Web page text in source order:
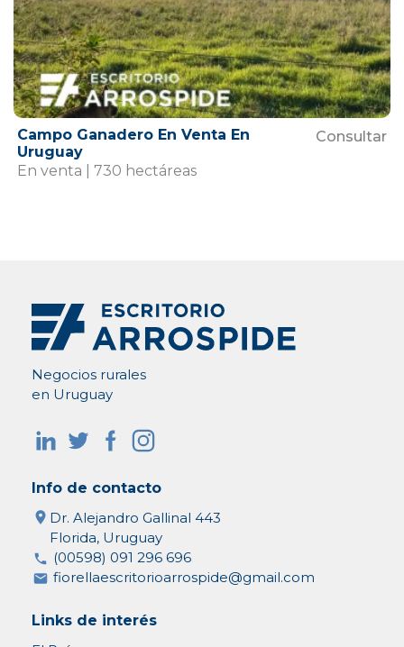
Campo Ganadero En Venta En
Uruguay
Consultar
En venta | 730 hectáreas
Negocios rurales
en Uruguay
Info de contacto
Dr. Alejandro Gallinal 443
Florida, Uruguay
(00598) 091 296 696
fiorellaescritorioarrospide@gmail.com
Links de interés